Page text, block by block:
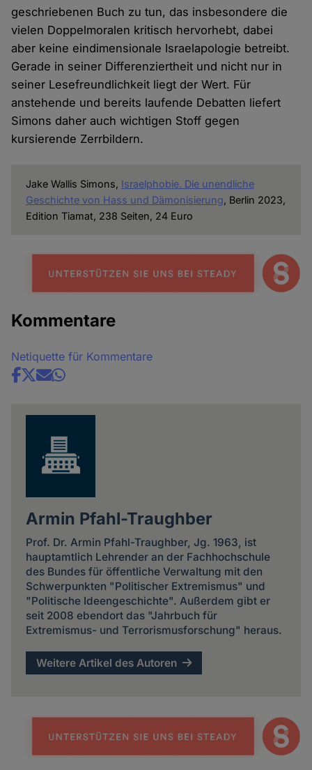
geschriebenen Buch zu tun, das insbesondere die
vielen Doppelmoralen kritisch hervorhebt, dabei
aber keine eindimensionale Israelapologie betreibt.
Gerade in seiner Differenziertheit und nicht nur in
seiner Lesefreundlichkeit liegt der Wert. Für
anstehende und bereits laufende Debatten liefert
Simons daher auch wichtigen Stoff gegen
kursierende Zerrbildern.
Jake Wallis Simons, Israelphobie. Die unendliche
Geschichte von Hass und Dämonisierung, Berlin 2023,
Edition Tiamat, 238 Seiten, 24 Euro
Kommentare
Netiquette für Kommentare
Share
Armin Pfahl-Traughber
Prof. Dr. Armin Pfahl-Traughber, Jg. 1963, ist
hauptamtlich Lehrender an der Fachhochschule
des Bundes für öffentliche Verwaltung mit den
Schwerpunkten "Politischer Extremismus" und
"Politische Ideengeschichte". Außerdem gibt er
seit 2008 ebendort das "Jahrbuch für
Extremismus- und Terrorismusforschung" heraus.
Weitere Artikel des Autoren